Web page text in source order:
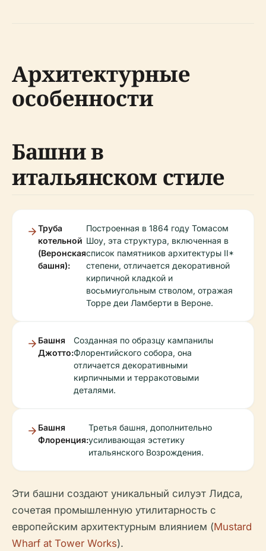
Архитектурные
особенности
Башни в
итальянском стиле
Труба
котельной
(Веронская
башня):
Построенная в 1864 году Томасом
Шоу, эта структура, включенная в
список памятников архитектуры II*
степени, отличается декоративной
кирпичной кладкой и
восьмиугольным стволом, отражая
Торре деи Ламберти в Вероне.
Башня
Джотто:
Созданная по образцу кампанилы
Флорентийского собора, она
отличается декоративными
кирпичными и терракотовыми
деталями.
Башня
Флоренция:
Третья башня, дополнительно
усиливающая эстетику
итальянского Возрождения.
Эти башни создают уникальный силуэт Лидса,
сочетая промышленную утилитарность с
европейским архитектурным влиянием (Mustard
Wharf at Tower Works).